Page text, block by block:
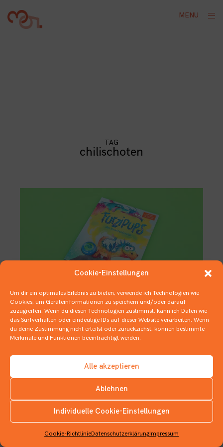
Cookie-Einstellungen
Um dir ein optimales Erlebnis zu bieten, verwende ich Technologien wie
Cookies, um Geräteinformationen zu speichern und/oder darauf
zuzugreifen. Wenn du diesen Technologien zustimmst, kann ich Daten wie
das Surfverhalten oder eindeutige IDs auf dieser Website verarbeiten. Wenn
du deine Zustimmung nicht erteilst oder zurückziehst, können bestimmte
Merkmale und Funktionen beeinträchtigt werden.
Alle akzeptieren
Ablehnen
Individuelle Cookie-Einstellungen
Cookie-RichtlinieDatenschutzerklärungImpressum
content
MENU
INSTAGRAM
TAG
chilischoten
Blowin’ in the Wind
16. JANUAR 2020
BILDERBÜCHER,MONSTRÖSE BÜCHER ,UNTENRUM UND HINTENRAUS